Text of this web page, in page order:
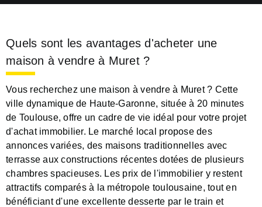
Quels sont les avantages d'acheter une
maison à vendre à Muret ?
Vous recherchez une maison à vendre à Muret ? Cette
ville dynamique de Haute-Garonne, située à 20 minutes
de Toulouse, offre un cadre de vie idéal pour votre projet
d'achat immobilier. Le marché local propose des
annonces variées, des maisons traditionnelles avec
terrasse aux constructions récentes dotées de plusieurs
chambres spacieuses. Les prix de l'immobilier y restent
attractifs comparés à la métropole toulousaine, tout en
bénéficiant d'une excellente desserte par le train et